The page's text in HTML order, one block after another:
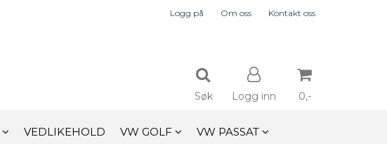
Logg på Om oss Kontakt oss
Søk Logg inn 0,-
VEDLIKEHOLD VW GOLF VW PASSAT